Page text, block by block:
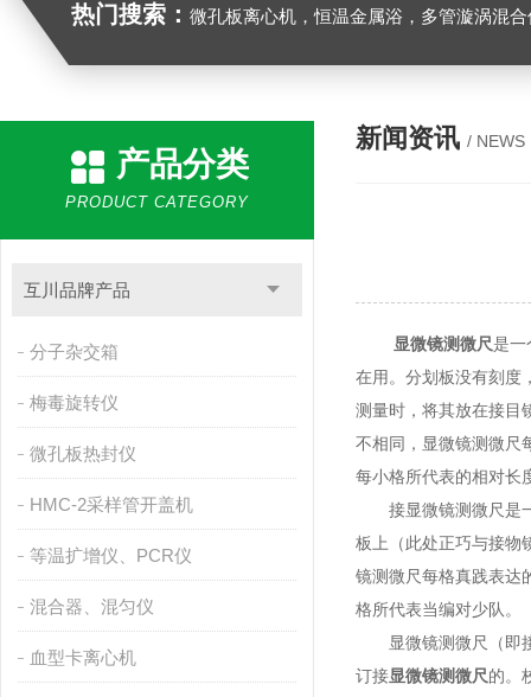
热门搜索： 微孔板离心机，恒温金属浴，多管漩涡混合仪，梅毒旋转仪,红外线灭菌器，微孔板恒温振荡器，恒温混匀仪，水平摇床，牛奶抗生素恒
产品分类
PRODUCT CATEGORY
互川品牌产品
分子杂交箱
梅毒旋转仪
微孔板热封仪
HMC-2采样管开盖机
等温扩增仪、PCR仪
混合器、混匀仪
血型卡离心机
新闻资讯 / NEWS
显微镜测微尺是一
在用。分划板没有刻度
测量时，将其放在接目
不相同，显微镜测微尺
每小格所代表的相对长
接显微镜测微尺是一
板上（此处正巧与接物
镜测微尺每格真践表达
格所代表当编对少队。
显微镜测微尺（即接
订接显微镜测微尺的。